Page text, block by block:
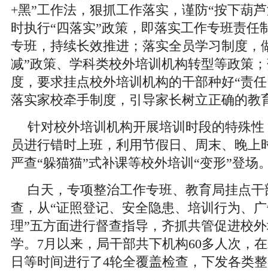
+黑”工作法，狠抓工作落实，谨防“按下葫
时执行“四落实”政策，即落实工作专班责任
专班，持续长效推进；落实全员学习制度，
减”政策、学科类校外培训机构转型等政策
度，要求挂点校外培训机构的干部种好“责
落实家校牵手制度，引导家长树立正确的教
针对校外培训机构开展培训时段的特殊
员进行错时上班，利用节假日、周末、晚上
严查“躲猫猫”式补课等校外培训“变形”登场
白天，专项整治工作专班、教育局挂点
查，从“证照登记、安全隐患、培训行为、
理”五方面进行督查指导，齐抓共管促进校
学。7月以来，局干部共下机构60多人次，
日等时间进行了4轮全覆盖检查，下发各类